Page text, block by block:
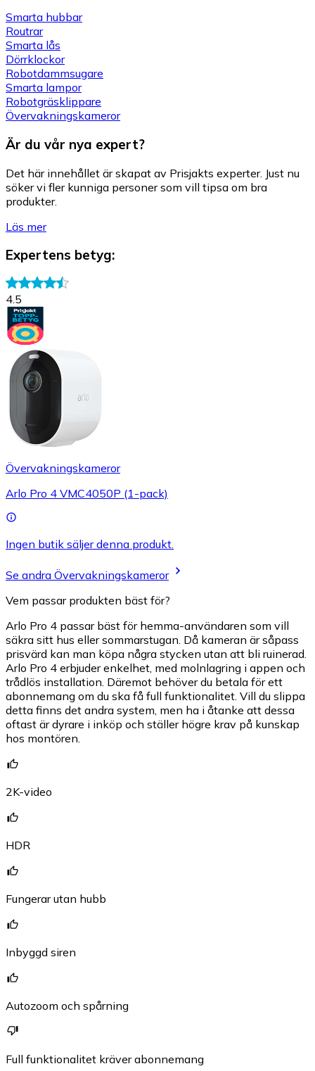
Smarta hubbar
Routrar
Smarta lås
Dörrklockor
Robotdammsugare
Smarta lampor
Robotgräsklippare
Övervakningskameror
Är du vår nya expert?
Det här innehållet är skapat av Prisjakts experter. Just nu
söker vi fler kunniga personer som vill tipsa om bra
produkter.
Läs mer
Expertens betyg:
4.5
Övervakningskameror
Arlo Pro 4 VMC4050P (1-pack)
Ingen butik säljer denna produkt.
Se andra Övervakningskameror
Vem passar produkten bäst för?
Arlo Pro 4 passar bäst för hemma-användaren som vill
säkra sitt hus eller sommarstugan. Då kameran är såpass
prisvärd kan man köpa några stycken utan att bli ruinerad.
Arlo Pro 4 erbjuder enkelhet, med molnlagring i appen och
trådlös installation. Däremot behöver du betala för ett
abonnemang om du ska få full funktionalitet. Vill du slippa
detta finns det andra system, men ha i åtanke att dessa
oftast är dyrare i inköp och ställer högre krav på kunskap
hos montören.
2K-video
HDR
Fungerar utan hubb
Inbyggd siren
Autozoom och spårning
Full funktionalitet kräver abonnemang